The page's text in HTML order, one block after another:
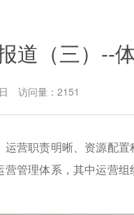
道（三）--
访问量：2151
营职责明晰、资源配置
管理体系，其中运营